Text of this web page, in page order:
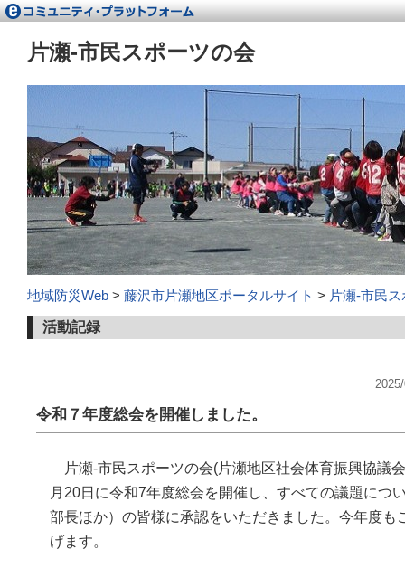
片瀬‐市民スポーツの会
地域防災Web > 藤沢市片瀬地区ポータルサイト > 片瀬‐市民
活動記録
令和７年度総会を開催しました。
片瀬-市民スポーツの会(片瀬地区社会体育振興協議
月20日に令和7年度総会を開催し、すべての議題につ
部長ほか）の皆様に承認をいただきました。今年度も
げます。